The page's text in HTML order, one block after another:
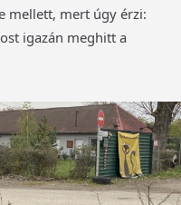
mellett, mert úgy érzi:
igazán meghitt a